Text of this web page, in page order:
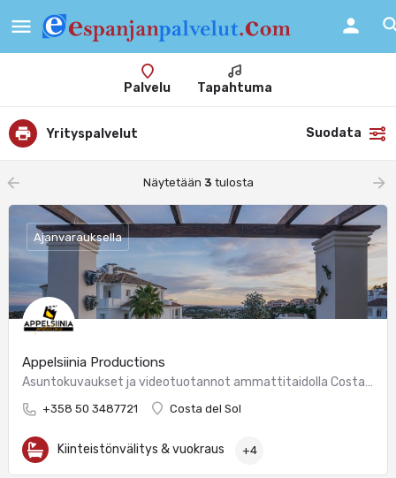
Palvelu Tapahtuma
Yrityspalvelut Suodata
arrow_backward Näytetään 3 tulosta arrow_forward
Appelsiinia Productions
Asuntokuvaukset ja videotuotannot ammattitaidolla Costa del Sol
+358 50 3487721 Costa del Sol
Ajanvarauksella
Kiinteistönvälitys & vuokraus +4